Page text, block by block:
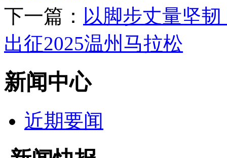
下一篇： 以脚步丈量坚
出征2025温州马拉松
新闻中心
近期要闻